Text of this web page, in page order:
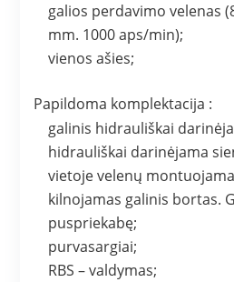
galios perdavimo velenas
mm. 1000 aps/min);
vienos ašies;
Papildoma komplektacija :
galinis hidrauliškai
hidrauliškai darinėjama
vietoje velenų
kilnojamas galinis bortas.
puspriekabę;
purvasargiai;
RBS – valdymas;